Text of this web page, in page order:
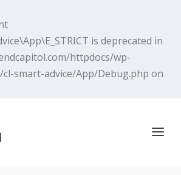
is deprecated in
httpdocs/wp-
smart-advice/App/Debug.php on